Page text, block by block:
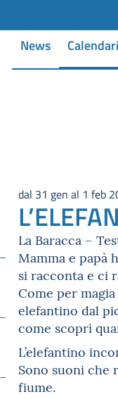
News
dal 31 gen al 1 feb
La Baracca –
Mamma e papà
si racconta e ci
Come per
elefantino dal
come scoprì
L’elefantino
Sono suoni che
fiume.